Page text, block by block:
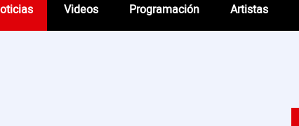
Videos Programación Artistas